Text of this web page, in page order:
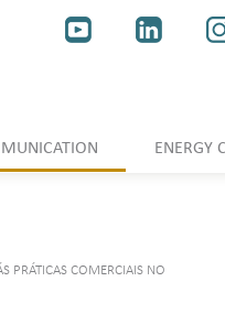
ENERGY
PRÁTICAS COMERCIAIS NO